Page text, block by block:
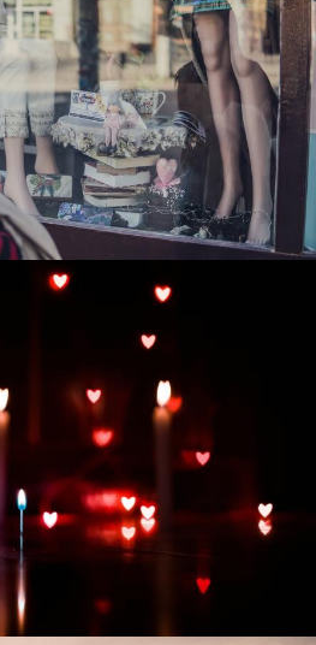
интернет-
StepClub
проект
магазина "Всё для
проект